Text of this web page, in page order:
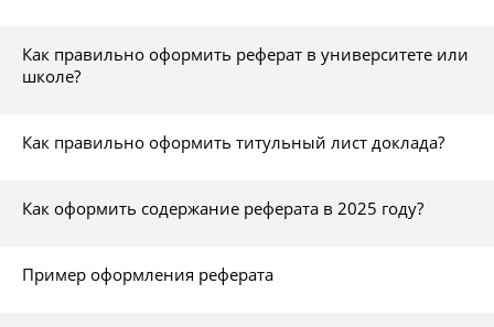
Как правильно оформить реферат в университете или
школе?
Как правильно оформить титульный лист доклада?
Как оформить содержание реферата в 2025 году?
Пример оформления реферата